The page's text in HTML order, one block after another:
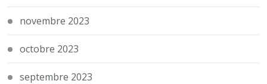
novembre 2023
octobre 2023
septembre 2023